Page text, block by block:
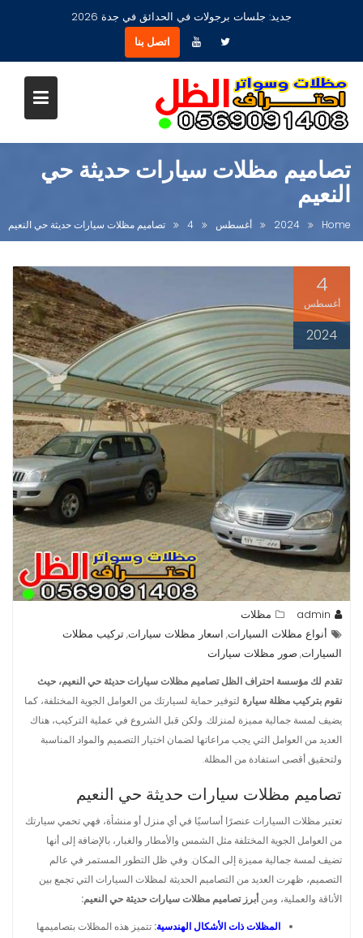
مظلات جلسات حدائق أشكال مودرن عصرية جديدة بجدة
اتصل بنا
تصاميم مظلات سيارات حديثة حي
النعيم
Home
2024 أغسطس 4 تصاميم مظلات سيارات حديثة حي النعيم
4
أغسطس
2024
admin
مظلات
أنواع مظلات السيارات, اسعار مظلات سيارات,تركيب مظلات
السيارات, صور مظلات سيارات
تقدم لك مؤسسة احتراف الظل تصاميم مظلات سيارات حديثة حي النعيم، حيث
نقوم بتركيب مظلة سيارة لتوفير حماية لسيارتك من العوامل الجوية المختلفة، كما
يضيف لمسة جمالية مميزة لمنزلك. ولكن قبل الشروع في عملية التركيب، هناك
العديد من العوامل التي يجب مراعاتها لضمان اختيار التصميم والمواد المناسبة
ولتحقيق أقصى استفادة من المظلة.
تصاميم مظلات سيارات حديثة حي النعيم
تعتبر مظلات السيارات عنصرًا أساسيًا في أي منزل أو منشأة، فهي تحمي سيارتك
من العوامل الجوية المختلفة مثل الشمس والأمطار والغبار، بالإضافة إلى أنها
تضيف لمسة جمالية مميزة إلى المكان. وفي ظل التطور المستمر في عالم
التصميم، ظهرت العديد من التصاميم الحديثة لمظلات السيارات التي تجمع بين
الأناقة والعملية، ومن أبرز تصاميم مظلات سيارات حديثة حي النعيم:
المظلات ذات الأشكال الهندسية: تتميز هذه المظلات بتصاميمها